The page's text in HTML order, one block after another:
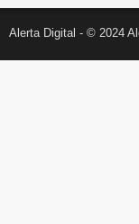
Alerta Digital - © 2024